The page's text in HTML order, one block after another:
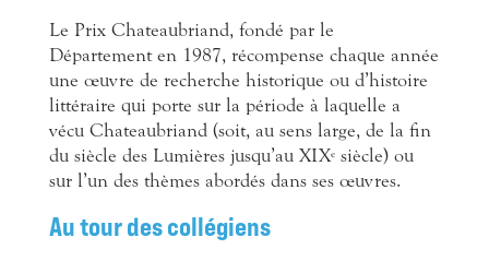
Le Prix Chateaubriand, fondé par le
Département en 1987, récompense chaque année
une œuvre de recherche historique ou d’histoire
littéraire qui porte sur la période à laquelle a
vécu Chateaubriand (soit, au sens large, de la fin
du siècle des Lumières jusqu’au XIXe siècle) ou
sur l’un des thèmes abordés dans ses œuvres.
Au tour des collégiens